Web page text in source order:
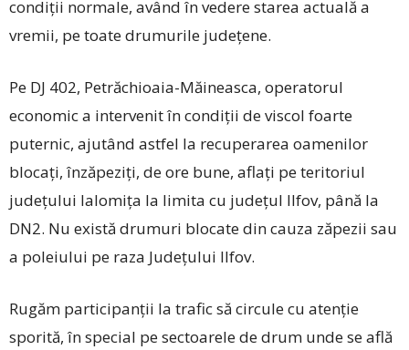
condiții normale, având în vedere starea actuală a
vremii, pe toate drumurile județene.
Pe DJ 402, Petrăchioaia-Măineasca, operatorul
economic a intervenit în condiții de viscol foarte
puternic, ajutând astfel la recuperarea oamenilor
blocați, înzăpeziți, de ore bune, aflați pe teritoriul
județului Ialomița la limita cu județul Ilfov, până la
DN2. Nu există drumuri blocate din cauza zăpezii sau
a poleiului pe raza Județului Ilfov.
Rugăm participanții la trafic să circule cu atenție
sporită, în special pe sectoarele de drum unde se află